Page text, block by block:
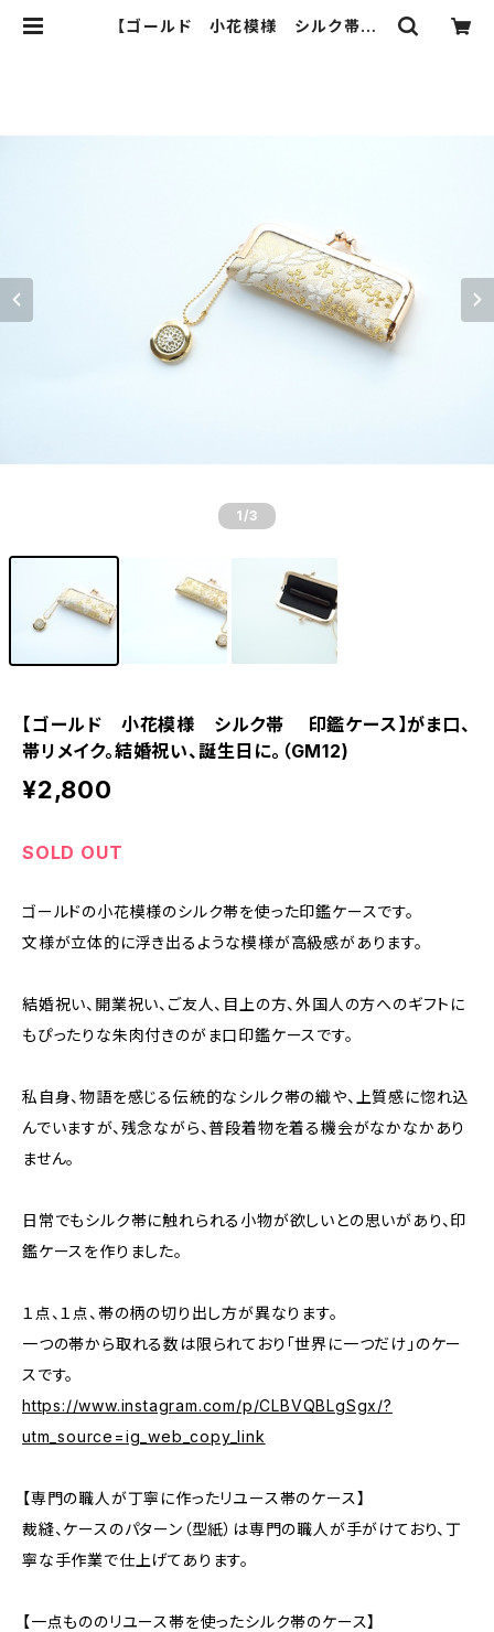
【ゴールド 小花模様 シルク帯
1 /3
【ゴールド 小花模様 シルク帯 印鑑ケース】がま口、
帯リメイク。結婚祝い、誕生日に。（GM12)
¥2,800
SOLD OUT
ゴールドの小花模様のシルク帯を使った印鑑ケースです。
文様が立体的に浮き出るような模様が高級感があります。
結婚祝い、開業祝い、ご友人、目上の方、外国人の方へのギフトに
もぴったりな朱肉付きのがま口印鑑ケースです。
私自身、物語を感じる伝統的なシルク帯の織や、上質感に惚れ込
んでいますが、残念ながら、普段着物を着る機会がなかなかあり
ません。
日常でもシルク帯に触れられる小物が欲しいとの思いがあり、印
鑑ケースを作りました。
１点、１点、帯の柄の切り出し方が異なります。
一つの帯から取れる数は限られており「世界に一つだけ」のケー
スです。
https://www.instagram.com/p/CLBVQBLgSgx/?
utm_source=ig_web_copy_link
【専門の職人が丁寧に作ったリユース帯のケース】
裁縫、ケースのパターン（型紙）は専門の職人が手がけており、丁
寧な手作業で仕上げてあります。
【一点もののリユース帯を使ったシルク帯のケース】